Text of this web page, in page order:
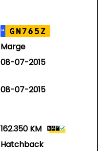
NL GN765Z
Marge
08-07-2015
08-07-2015
162.350 KM
Hatchback